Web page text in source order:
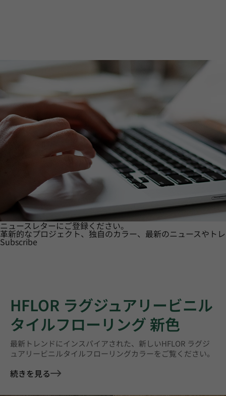
ニュースレターにご登録ください。
革新的なプロジェクト、独自のカラー、最新のニュースやト
Subscribe
HFLOR ラグジュアリービニル
タイルフローリング 新色
最新トレンドにインスパイアされた、新しいHFLOR ラグジ
ュアリービニルタイルフローリングカラーをご覧ください。
続きを見る